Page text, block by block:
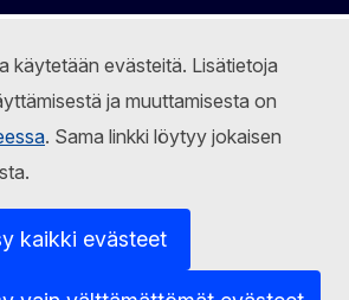
käytetään evästeitä. Lisätietoja
ja muuttamisesta on
. Sama linkki löytyy jokaisen
kaikki evästeet